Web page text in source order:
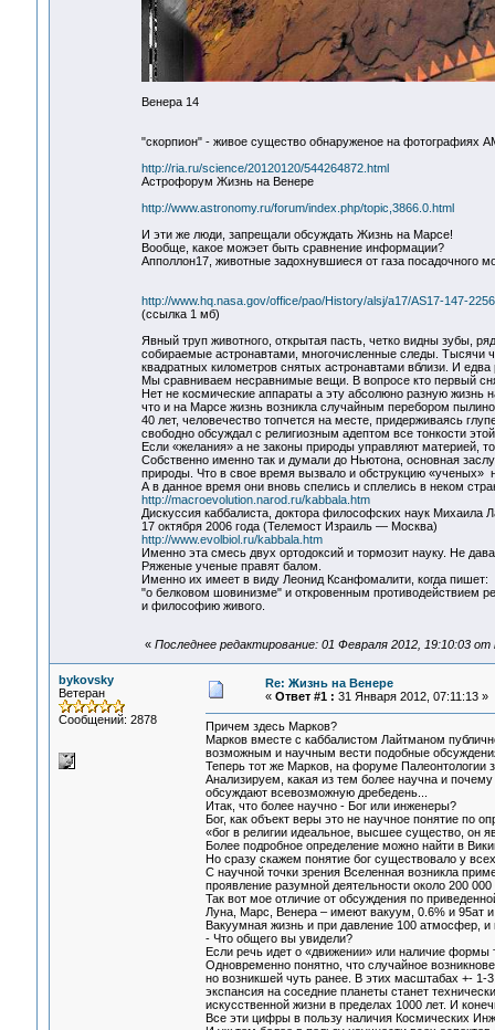
Венера 14
"скорпион" - живое существо обнаруженое на фотографиях
http://ria.ru/science/20120120/544264872.html
Астрофорум Жизнь на Венере
http://www.astronomy.ru/forum/index.php/topic,3866.0.html
И эти же люди, запрещали обсуждать Жизнь на Марсе!
Вообще, какое можэет быть сравнение информации?
Апполлон17, животные задохнувшиеся от газа посадочного
http://www.hq.nasa.gov/office/pao/History/alsj/a17/AS17-147-
(ссылка 1 мб)
Явный труп животного, открытая пасть, четко видны зубы,
собираемые астронавтами, многочисленные следы. Тысячи
квадратных километров снятых астронавтами вблизи. И
Мы сравниваем несравнимые вещи. В вопросе кто первый
Нет не космические аппараты а эту абсолюно разную жизнь
что и на Марсе жизнь возникла случайным перебором
40 лет, человечество топчется на месте, придерживаясь
свободно обсуждал с религиозным адептом все тонкости
Если «желания» а не законы природы управляют материей,
Собственно именно так и думали до Ньютона, основная
природы. Что в свое время вызвало и обструкцию «ученых»
А в данное время они вновь спелись и сплелись в неком
http://macroevolution.narod.ru/kabbala.htm
Дискуссия каббалиста, доктора философских наук
17 октября 2006 года (Телемост Израиль — Москва)
http://www.evolbiol.ru/kabbala.htm
Именно эта смесь двух ортодоксий и тормозит науку. Не
Ряженые ученые правят балом.
Именно их имеет в виду Леонид Ксанфомалити, когда пишет:
"о белковом шовинизме" и откровенным противодействием
и философию живого.
« Последнее редактирование: 01 Февраля 2012, 19:10:03 от
bykovsky
Ветеран
Сообщений: 2878
Re: Жизнь на Венере
« Ответ #1 : 31 Января 2012, 07:11:13 »
Причем здесь Марков?
Марков вместе с каббалистом Лайтманом
возможным и научным вести подобные
Теперь тот же Марков, на форуме Палеонтологии
Анализируем, какая из тем более научна и
обсуждают всевозможную дребедень...
Итак, что более научно - Бог или инженеры?
Бог, как объект веры это не научное понятие по
«бог в религии идеальное, высшее существо, он
Более подробное определение можно найти в
Но сразу скажем понятие бог существовало у
С научной точки зрения Вселенная возникла
проявление разумной деятельности около 200
Так вот мое отличие от обсуждения по
Луна, Марс, Венера – имеют вакуум, 0.6% и 95ат
Вакуумная жизнь и при давление 100 атмосфер,
- Что общего вы увидели?
Если речь идет о «движении» или наличие формы
Одновременно понятно, что случайное
но возникшей чуть ранее. В этих масштабах +- 1-
экспансия на соседние планеты станет
искусственной жизни в пределах 1000 лет. И
Все эти цифры в пользу наличия Космических